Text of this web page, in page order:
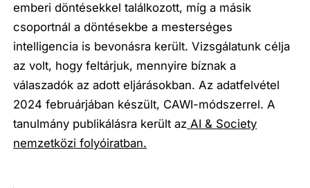
emberi döntésekkel találkozott, míg a másik
csoportnál a döntésekbe a mesterséges
intelligencia is bevonásra került. Vizsgálatunk célja
az volt, hogy feltárjuk, mennyire bíznak a
válaszadók az adott eljárásokban. Az adatfelvétel
2024 februárjában készült, CAWI-módszerrel. A
tanulmány publikálásra került az AI & Society
nemzetközi folyóiratban.